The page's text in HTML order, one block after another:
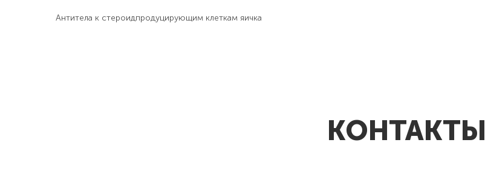
Антитела к стероидпродуцирующим клеткам яичка
КОНТАКТЫ